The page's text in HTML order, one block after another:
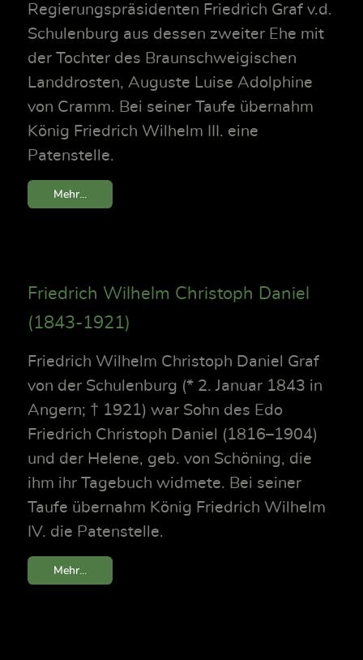
Regierungspräsidenten Friedrich Graf v.d.
Schulenburg aus dessen zweiter Ehe mit
der Tochter des Braunschweigischen
Landdrosten, Auguste Luise Adolphine
von Cramm. Bei seiner Taufe übernahm
König Friedrich Wilhelm III. eine
Patenstelle.
Mehr...
Friedrich Wilhelm Christoph Daniel
(1843-1921)
Friedrich Wilhelm Christoph Daniel Graf
von der Schulenburg (* 2. Januar 1843 in
Angern; † 1921) war Sohn des Edo
Friedrich Christoph Daniel (1816–1904)
und der Helene, geb. von Schöning, die
ihm ihr Tagebuch widmete. Bei seiner
Taufe übernahm König Friedrich Wilhelm
IV. die Patenstelle.
Mehr...